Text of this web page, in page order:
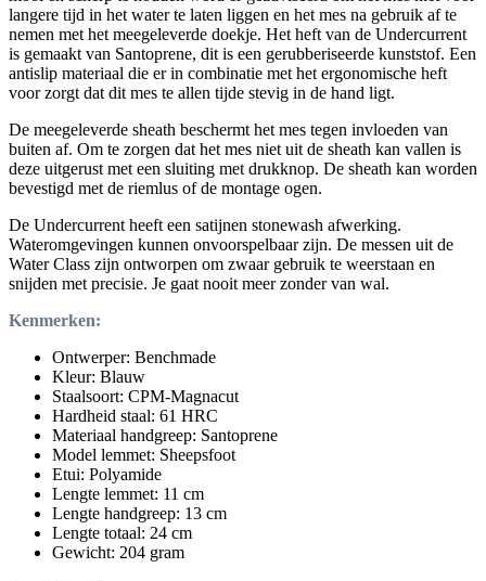
langere tijd in het water te laten liggen en het mes na gebruik af te
nemen met het meegeleverde doekje. Het heft van de Undercurrent
is gemaakt van Santoprene, dit is een gerubberiseerde kunststof. Een
antislip materiaal die er in combinatie met het ergonomische heft
voor zorgt dat dit mes te allen tijde stevig in de hand ligt.
De meegeleverde sheath beschermt het mes tegen invloeden van
buiten af. Om te zorgen dat het mes niet uit de sheath kan vallen is
deze uitgerust met een sluiting met drukknop. De sheath kan worden
bevestigd met de riemlus of de montage ogen.
De Undercurrent heeft een satijnen stonewash afwerking.
Wateromgevingen kunnen onvoorspelbaar zijn. De messen uit de
Water Class zijn ontworpen om zwaar gebruik te weerstaan en
snijden met precisie. Je gaat nooit meer zonder van wal.
Kenmerken:
Ontwerper: Benchmade
Kleur: Blauw
Staalsoort: CPM-Magnacut
Hardheid staal: 61 HRC
Materiaal handgreep: Santoprene
Model lemmet: Sheepsfoot
Etui: Polyamide
Lengte lemmet: 11 cm
Lengte handgreep: 13 cm
Lengte totaal: 24 cm
Gewicht: 204 gram